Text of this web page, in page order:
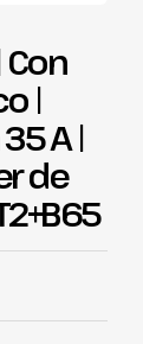
Con
|
A |
de